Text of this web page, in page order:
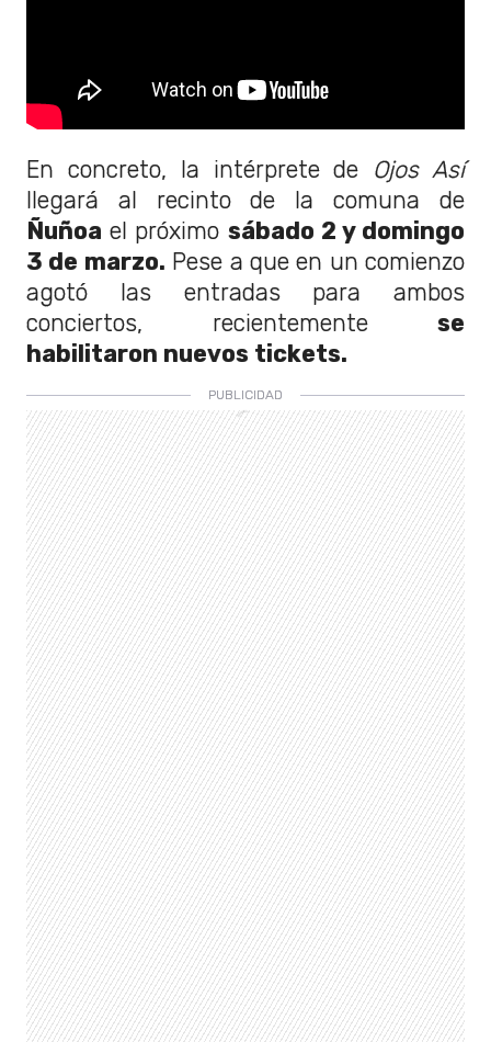
En concreto, la intérprete de Ojos Así
llegará al recinto de la comuna de
Ñuñoa el próximo sábado 2 y domingo
3 de marzo. Pese a que en un comienzo
agotó las entradas para ambos
conciertos, recientemente se
habilitaron nuevos tickets.